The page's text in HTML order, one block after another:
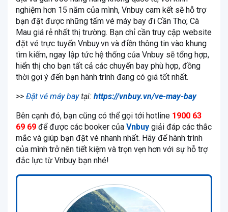
nghiệm hơn 15 năm của mình, Vnbuy cam kết sẽ hỗ trợ
bạn đặt được những tấm vé máy bay đi Cần Thơ, Cà
Mau giá rẻ nhất thị trường. Bạn chỉ cần truy cập website
đặt vé trực tuyến Vnbuy.vn và điền thông tin vào khung
tìm kiếm, ngay lập tức hệ thống của Vnbuy sẽ tổng hợp,
hiển thị cho bạn tất cả các chuyến bay phù hợp, đồng
thời gợi ý đến bạn hành trình đang có giá tốt nhất.
>> Đặt vé máy baytại: https://vnbuy.vn/ve-may-bay
Bên cạnh đó, bạn cũng có thể gọi tới hotline 1900 63
69 69 để được các booker của Vnbuy giải đáp các thắc
mắc và giúp bạn đặt vé nhanh nhất. Hãy để hành trình
của mình trở nên tiết kiệm và trọn vẹn hơn với sự hỗ trợ
đắc lực từ Vnbuy bạn nhé!